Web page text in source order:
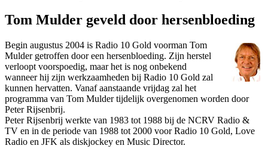
Tom Mulder geveld door hersenbloeding
Begin augustus 2004 is Radio 10 Gold voorman Tom
Mulder getroffen door een hersenbloeding. Zijn herstel
verloopt voorspoedig, maar het is nog o­nbekend
wanneer hij zijn werkzaamheden bij Radio 10 Gold zal
kunnen hervatten. Vanaf aanstaande vrijdag zal het
programma van Tom Mulder tijdelijk overgenomen worden door
Peter Rijsenbrij.
Peter Rijsenbrij werkte van 1983 tot 1988 bij de NCRV Radio &
TV en in de periode van 1988 tot 2000 voor Radio 10 Gold, Love
Radio en JFK als diskjockey en Music Director.